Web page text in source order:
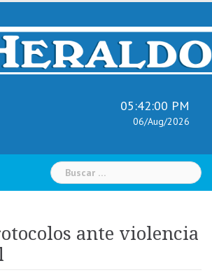
05:42:02 PM
06/Aug/2026
Buscar:
ante violencia